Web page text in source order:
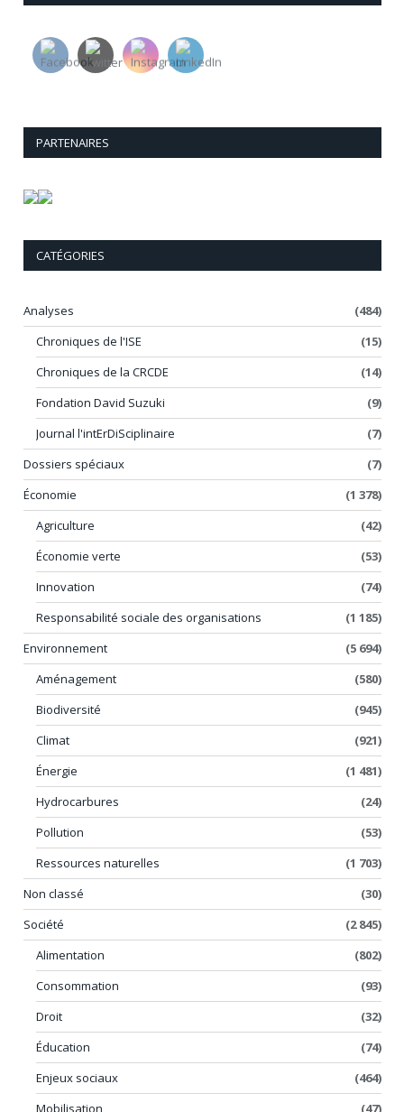
PARTENAIRES
CATÉGORIES
Analyses
(484)
Chroniques de l'ISE
(15)
Chroniques de la CRCDE
(14)
Fondation David Suzuki
(9)
Journal l'intErDiSciplinaire
(7)
Dossiers spéciaux
(7)
Économie
(1 378)
Agriculture
(42)
Économie verte
(53)
Innovation
(74)
Responsabilité sociale des organisations
(1 185)
Environnement
(5 694)
Aménagement
(580)
Biodiversité
(945)
Climat
(921)
Énergie
(1 481)
Hydrocarbures
(24)
Pollution
(53)
Ressources naturelles
(1 703)
Non classé
(30)
Société
(2 845)
Alimentation
(802)
Consommation
(93)
Droit
(32)
Éducation
(74)
Enjeux sociaux
(464)